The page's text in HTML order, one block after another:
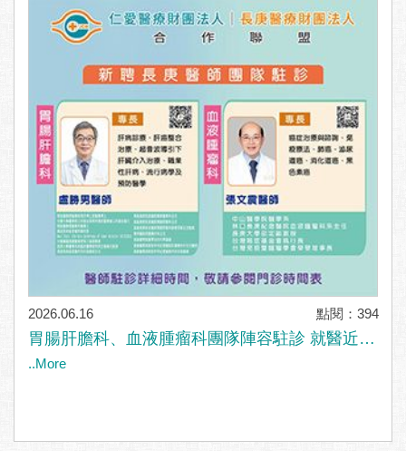
2026.06.16 點閱：394
胃腸肝膽科、血液腫瘤科團隊陣容駐診 就醫近更
便利
..More